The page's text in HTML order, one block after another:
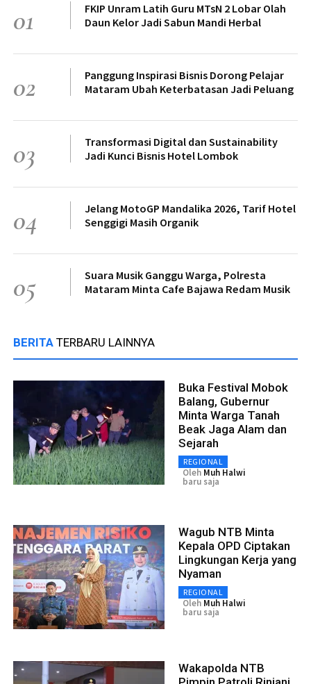
01
FKIP Unram Latih Guru MTsN 2 Lobar Olah
Daun Kelor Jadi Sabun Mandi Herbal
02
Panggung Inspirasi Bisnis Dorong Pelajar
Mataram Ubah Keterbatasan Jadi Peluang
03
Transformasi Digital dan Sustainability
Jadi Kunci Bisnis Hotel Lombok
04
Jelang MotoGP Mandalika 2026, Tarif Hotel
Senggigi Masih Organik
05
Suara Musik Ganggu Warga, Polresta
Mataram Minta Cafe Bajawa Redam Musik
BERITA TERBARU LAINNYA
Buka Festival Mobok
Balang, Gubernur
Minta Warga Tanah
Beak Jaga Alam dan
Sejarah
REGIONAL
Oleh Muh Halwi
baru saja
Wagub NTB Minta
Kepala OPD Ciptakan
Lingkungan Kerja yang
Nyaman
REGIONAL
Oleh Muh Halwi
baru saja
Wakapolda NTB